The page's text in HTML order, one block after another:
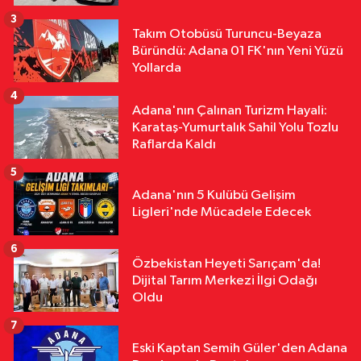
Özel
16:22TFFHGD'den Yeni Sezon
Takım Otobüsü Turuncu-Beyaza
Büründü: Adana 01 FK'nın Yeni Yüzü
Yollarda
3
Adana'nın Çalınan Turizm Hayali:
Karataş-Yumurtalık Sahil Yolu Tozlu
Raflarda Kaldı
4
Adana'nın 5 Kulübü Gelişim
Ligleri'nde Mücadele Edecek
5
Özbekistan Heyeti Sarıçam'da!
Dijital Tarım Merkezi İlgi Odağı
Oldu
6
Eski Kaptan Semih Güler'den Adana
7